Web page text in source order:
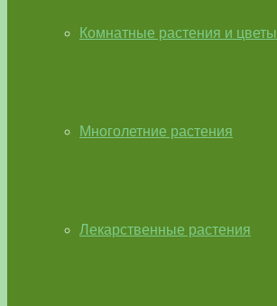
Комнатные растения и цветы
Многолетние растения
Лекарственные растения